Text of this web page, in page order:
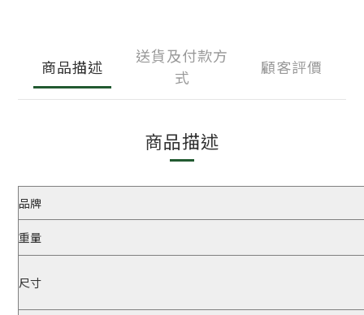
商品描述
送貨及付款方
式
顧客評價
商品描述
品牌
重量
尺寸